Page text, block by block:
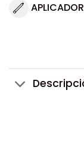
APLICADOR